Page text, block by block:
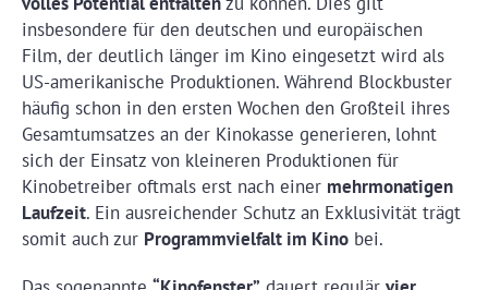
insbesondere für den deutschen und europäischen
Film, der deutlich länger im Kino eingesetzt wird als
US-amerikanische Produktionen. Während Blockbuster
häufig schon in den ersten Wochen den Großteil ihres
Gesamtumsatzes an der Kinokasse generieren, lohnt
sich der Einsatz von kleineren Produktionen für
Kinobetreiber oftmals erst nach einer mehrmonatigen
Laufzeit. Ein ausreichender Schutz an Exklusivität trägt
somit auch zur Programmvielfalt im Kinobei.